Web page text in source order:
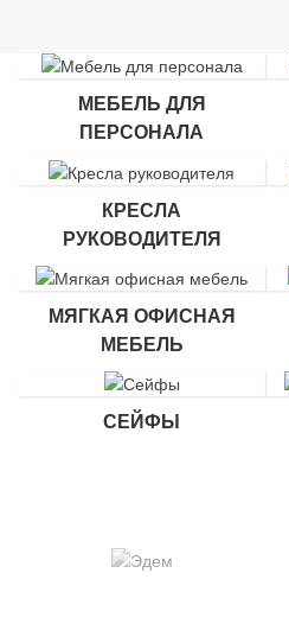
МЕБЕЛЬ ДЛЯ
ПЕРСОНАЛА
КРЕСЛА
РУКОВОДИТЕЛЯ
МЯГКАЯ ОФИСНАЯ
МЕБЕЛЬ
СЕЙФЫ